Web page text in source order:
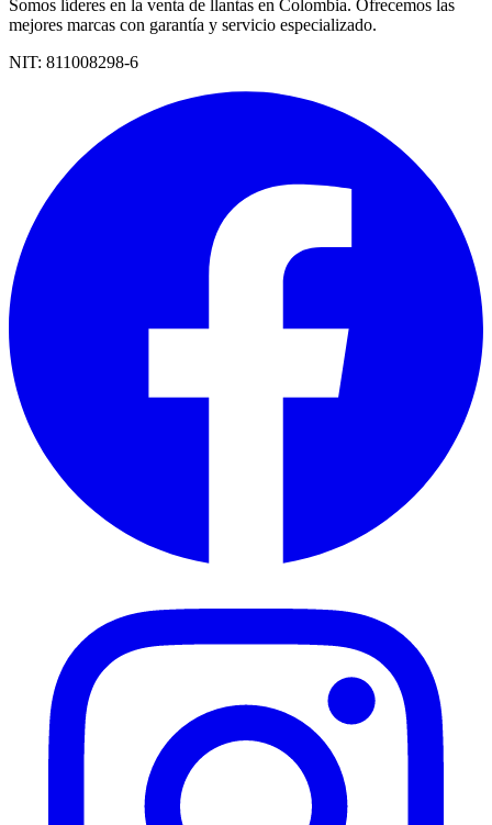
Somos líderes en la venta de llantas en Colombia. Ofrecemos las
mejores marcas con garantía y servicio especializado.
NIT: 811008298-6